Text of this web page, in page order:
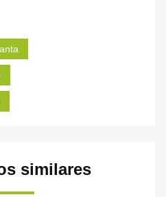
similares